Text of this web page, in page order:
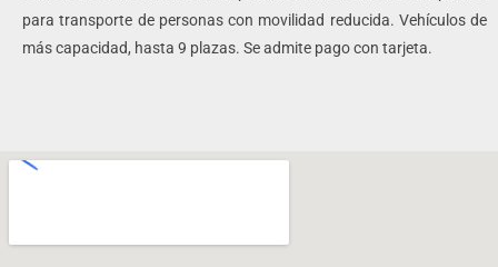
para transporte de personas con movilidad reducida. Vehículos de
más capacidad, hasta 9 plazas. Se admite pago con tarjeta.